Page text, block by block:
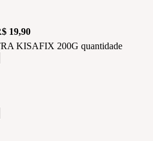
19,90
KISAFIX 200G quantidade